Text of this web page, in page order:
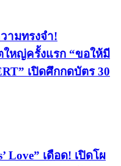
ามทรงจำ!
ใหญ่ครั้งแรก “ขอให้มี
เปิดศึกกดบัตร 30
Love” เดือด! เปิดโผ